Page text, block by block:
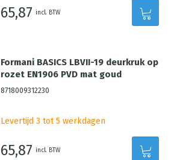
65,87 incl. BTW
Formani BASICS LBVII-19 deurkruk op
rozet EN1906 PVD mat goud
8718009312230
Levertijd 3 tot 5 werkdagen
65,87 incl. BTW